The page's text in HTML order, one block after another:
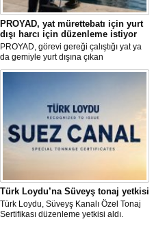
PROYAD, yat mürettebatı için yurt
dışı harcı için düzenleme istiyor
PROYAD, görevi gereği çalıştığı yat ya
da gemiyle yurt dışına çıkan
gemiadamlarının yurt dışı çıkış
Türk Loydu’na Süveyş tonaj yetkisi
Türk Loydu, Süveyş Kanalı Özel Tonaj
Sertifikası düzenleme yetkisi aldı.